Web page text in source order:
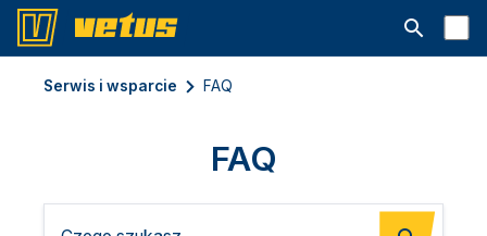
Otwórz
Serwis i wsparcie FAQ
FAQ